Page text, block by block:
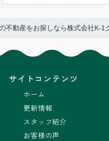
不動産をお探しなら株式会社K-1
サイトコンテンツ
ホーム
更新情報
スタッフ紹介
お客様の声